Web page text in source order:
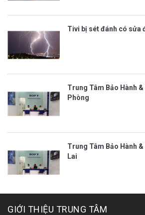
Tivi bị sét đánh có sửa
Trung Tâm Bảo Hành
Phòng
Trung Tâm Bảo Hành
Lai
GIỚI THIỆU TRUNG TÂM